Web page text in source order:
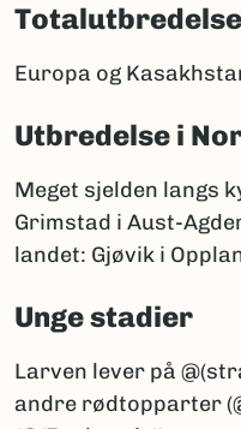
Totalutbredelse
Europa og
Utbredelse i
Meget sjelden langs
Grimstad i Aust-
landet: Gjøvik i
Unge stadier
Larven lever på
andre rødtopparter